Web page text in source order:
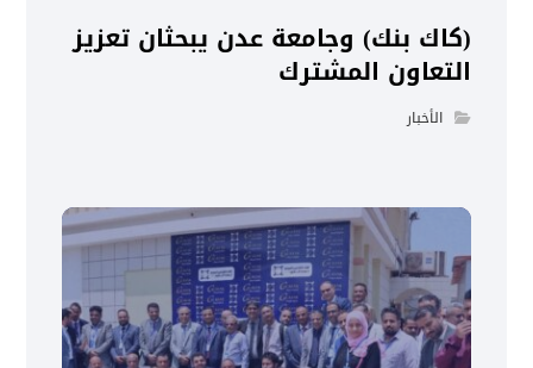
(كاك بنك) وجامعة عدن يبحثان تعزيز
التعاون المشترك
الأخبار